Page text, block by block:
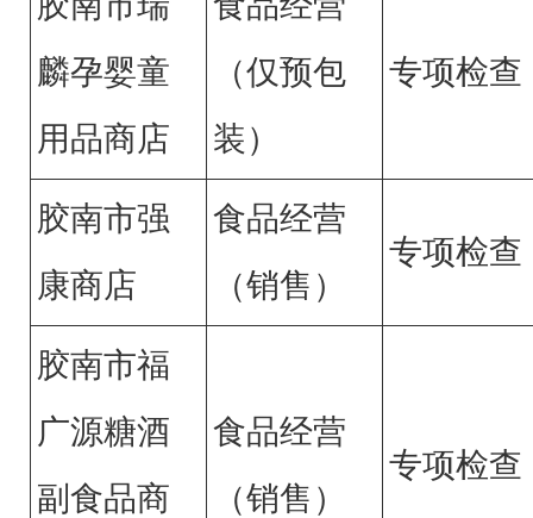
麟孕婴童
用品商店
（仅预包
装）
专项检查
胶南市强
康商店
食品经营
（销售）
专项检查
胶南市福
广源糖酒
副食品商
食品经营
（销售）
专项检查